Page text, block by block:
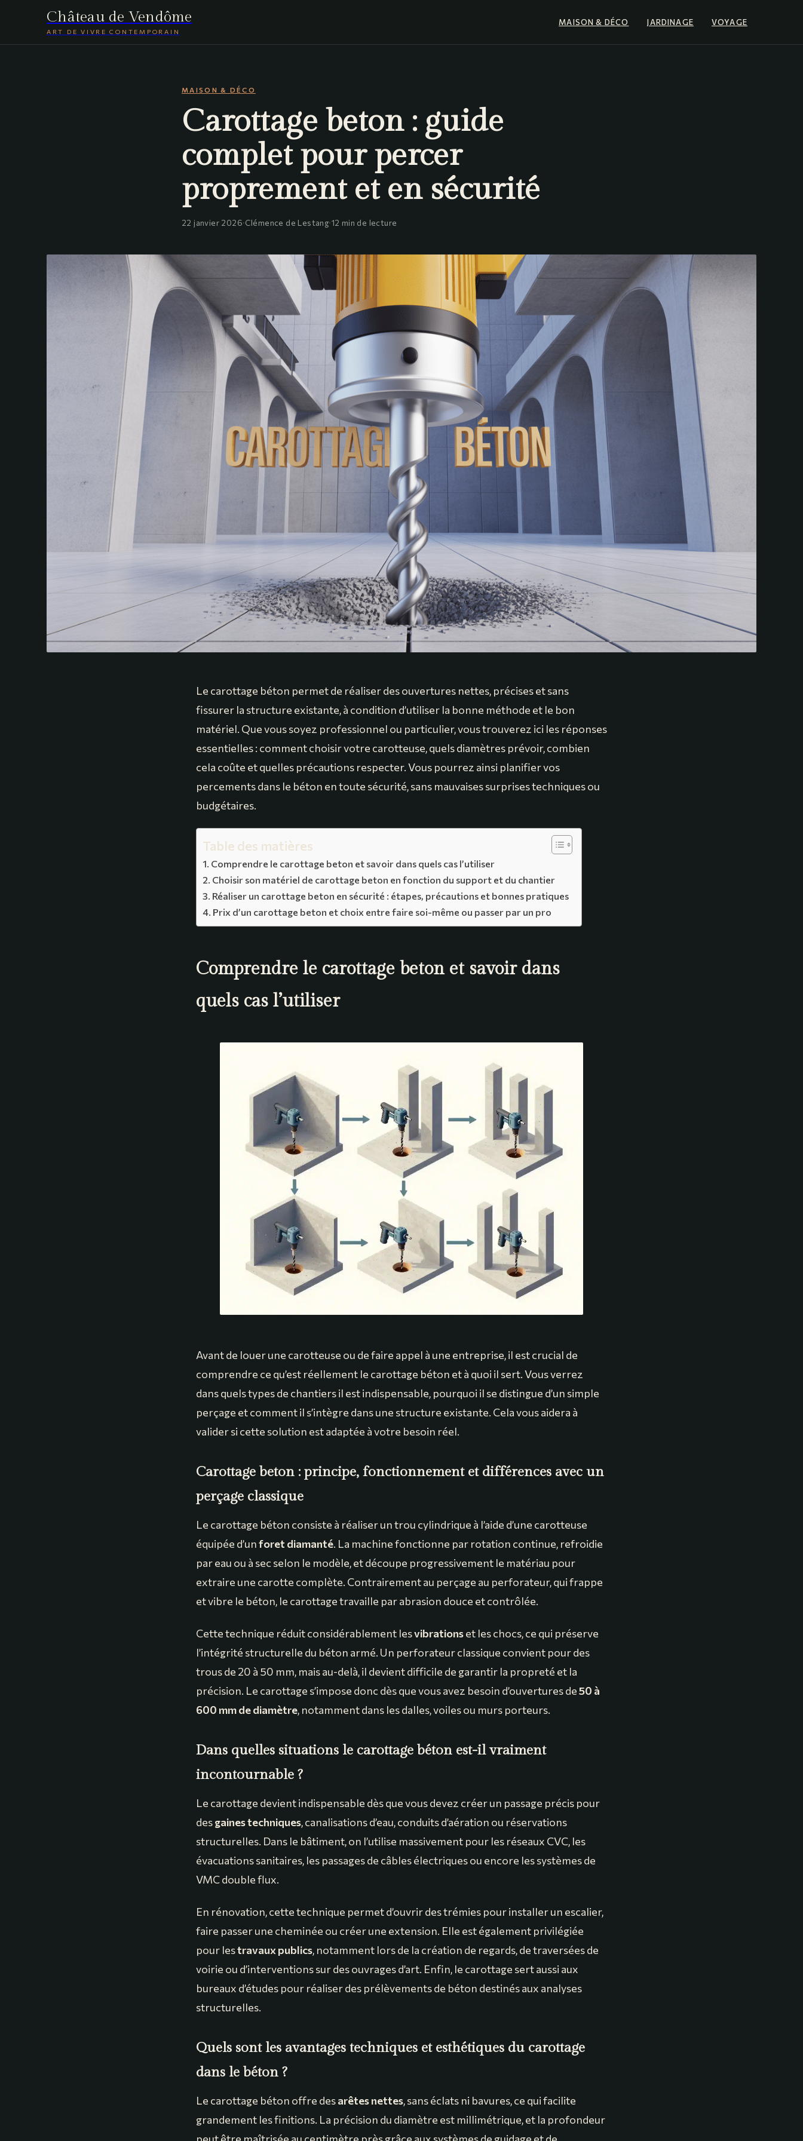
Château de Vendôme
ART DE VIVRE CONTEMPORAIN
MAISON & DÉCO JARDINAGE VOYAGE
MAISON & DÉCO
Carottage beton : guide
complet pour percer
proprement et en sécurité
22 janvier 2026·Clémence de Lestang·12 min de lecture
Le carottage béton permet de réaliser des ouvertures nettes, précises et sans
fissurer la structure existante, à condition d’utiliser la bonne méthode et le bon
matériel. Que vous soyez professionnel ou particulier, vous trouverez ici les réponses
essentielles : comment choisir votre carotteuse, quels diamètres prévoir, combien
cela coûte et quelles précautions respecter. Vous pourrez ainsi planifier vos
percements dans le béton en toute sécurité, sans mauvaises surprises techniques ou
budgétaires.
Table des matières
Comprendre le carottage beton et savoir dans quels cas l’utiliser
Choisir son matériel de carottage beton en fonction du support et du chantier
Réaliser un carottage beton en sécurité : étapes, précautions et bonnes pratiques
Prix d’un carottage beton et choix entre faire soi-même ou passer par un pro
Comprendre le carottage beton et savoir dans
quels cas l’utiliser
Avant de louer une carotteuse ou de faire appel à une entreprise, il est crucial de
comprendre ce qu’est réellement le carottage béton et à quoi il sert. Vous verrez
dans quels types de chantiers il est indispensable, pourquoi il se distingue d’un simple
perçage et comment il s’intègre dans une structure existante. Cela vous aidera à
valider si cette solution est adaptée à votre besoin réel.
Carottage beton : principe, fonctionnement et différences avec un
perçage classique
Le carottage béton consiste à réaliser un trou cylindrique à l’aide d’une carotteuse
équipée d’unforet diamanté. La machine fonctionne par rotation continue, refroidie
par eau ou à sec selon le modèle, et découpe progressivement le matériau pour
extraire une carotte complète. Contrairement au perçage au perforateur, qui frappe
et vibre le béton, le carottage travaille par abrasion douce et contrôlée.
Cette technique réduit considérablement lesvibrationset les chocs, ce qui préserve
l’intégrité structurelle du béton armé. Un perforateur classique convient pour des
trous de 20 à 50 mm, mais au-delà, il devient difficile de garantir la propreté et la
précision. Le carottage s’impose donc dès que vous avez besoin d’ouvertures de50 à
600 mm de diamètre, notamment dans les dalles, voiles ou murs porteurs.
Dans quelles situations le carottage béton est-il vraiment
incontournable ?
Le carottage devient indispensable dès que vous devez créer un passage précis pour
desgaines techniques, canalisations d’eau, conduits d’aération ou réservations
structurelles. Dans le bâtiment, on l’utilise massivement pour les réseaux CVC, les
évacuations sanitaires, les passages de câbles électriques ou encore les systèmes de
VMC double flux.
En rénovation, cette technique permet d’ouvrir des trémies pour installer un escalier,
faire passer une cheminée ou créer une extension. Elle est également privilégiée
pour lestravaux publics, notamment lors de la création de regards, de traversées de
voirie ou d’interventions sur des ouvrages d’art. Enfin, le carottage sert aussi aux
bureaux d’études pour réaliser des prélèvements de béton destinés aux analyses
structurelles.
Quels sont les avantages techniques et esthétiques du carottage
dans le béton ?
Le carottage béton offre desarêtes nettes, sans éclats ni bavures, ce qui facilite
grandement les finitions. La précision du diamètre est millimétrique, et la profondeur